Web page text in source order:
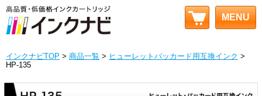
MENU
インクナビTOP > 商品一覧 > ヒューレットパッカード用互換インク >
HP-135